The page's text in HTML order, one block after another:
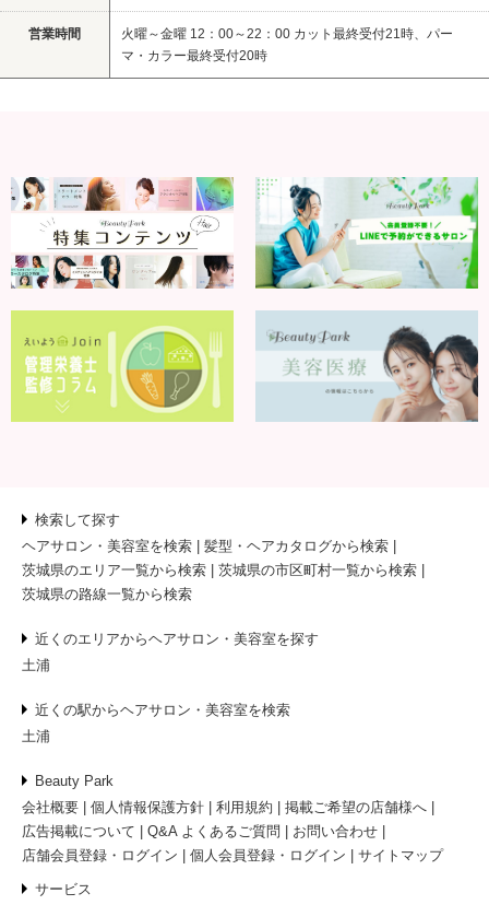
営業時間
火曜～金曜 12：00～22：00 カット最終受付21時、パー
マ・カラー最終受付20時
検索して探す
ヘアサロン・美容室を検索
髪型・ヘアカタログから検索
茨城県のエリア一覧から検索
茨城県の市区町村一覧から検索
茨城県の路線一覧から検索
近くのエリアからヘアサロン・美容室を探す
土浦
近くの駅からヘアサロン・美容室を検索
土浦
Beauty Park
会社概要
個人情報保護方針 利用規約
掲載ご希望の店舗様へ
広告掲載について
Q&A よくあるご質問
お問い合わせ
店舗会員登録・ログイン
個人会員登録・ログイン サイトマップ
サービス